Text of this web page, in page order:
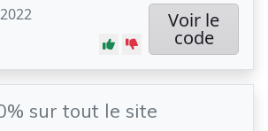
Voir le
code
sur tout le site